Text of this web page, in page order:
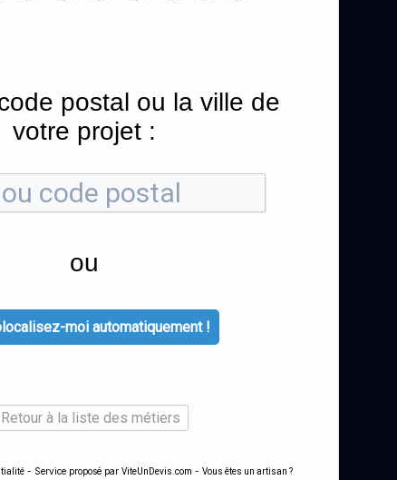
postal ou la ville de
votre projet :
ou
moi automatiquement !
Retour à la liste des métiers
- Service proposé par ViteUnDevis.com - Vous êtes un artisan ?